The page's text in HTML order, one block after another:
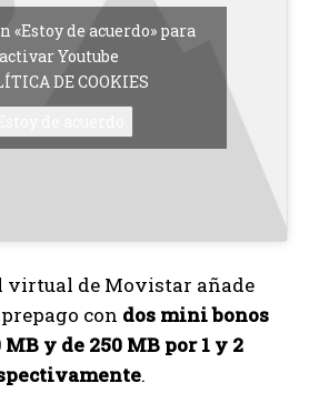
«Estoy de acuerdo» para
activar Youtube
DE COOKIES
virtual de Movistar añade
con dos mini bonos
y de 250 MB por 1 y 2
.